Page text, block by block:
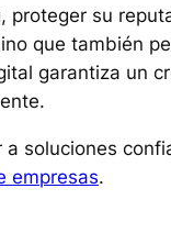
proteger su
que también
garantiza un
a soluciones
empresas.